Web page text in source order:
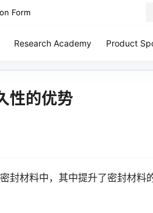
Form
Research Academy Product
性的优势
封材料中，其中提升了密封材料